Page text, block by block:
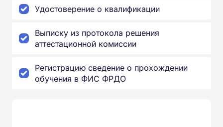
Удостоверение о квалификации
Выписку из протокола решения
аттестационной комиссии
Регистрацию сведение о прохождении
обучения в ФИС ФРДО